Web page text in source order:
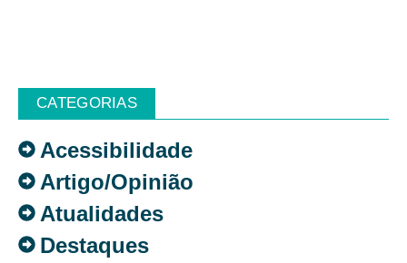
CATEGORIAS
Acessibilidade
Artigo/Opinião
Atualidades
Destaques